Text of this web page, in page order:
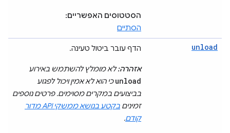
הסטטוסים האפשריים:
הסתיים
unload הדף עובר ביטול טעינה.
אזהרה:לא מומלץ להשתמש באירוע
unloadכי הוא לא אמין ויכול לפגוע
בביצועים במקרים מסוימים. פרטים נוספים
זמינים
בקטע בנושא ממשקי API מדור
קודם.